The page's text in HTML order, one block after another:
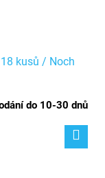
kusů / Noch
do 10-30 dnů